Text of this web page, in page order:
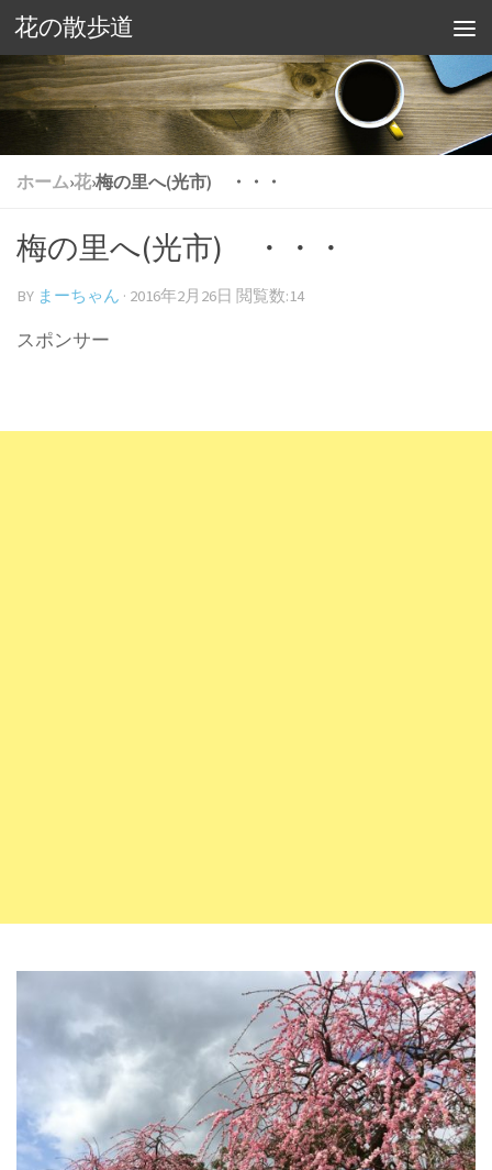
花の散歩道
ホーム›花›梅の里へ(光市) ・・・
梅の里へ(光市) ・・・
BY まーちゃん · 2016年2月26日 閲覧数:14
スポンサー